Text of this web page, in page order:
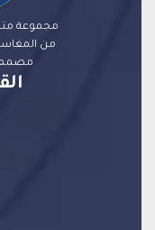
مجموعة
من
مصممة